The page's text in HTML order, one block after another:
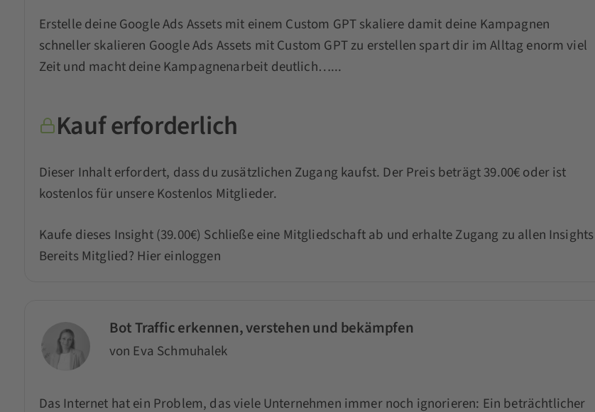
Erstelle deine Google Ads Assets mit einem Custom GPT skaliere damit deine Kampagnen
schneller skalieren Google Ads Assets mit Custom GPT zu erstellen spart dir im Alltag enorm viel
Zeit und macht deine Kampagnenarbeit deutlich…...
Kauf erforderlich
Dieser Inhalt erfordert, dass du zusätzlichen Zugang kaufst. Der Preis beträgt 39.00€ oder ist
kostenlos für unsere Kostenlos Mitglieder.
Kaufe dieses Insight (39.00€) Schließe eine Mitgliedschaft ab und erhalte Zugang zu allen Insights
Bereits Mitglied? Hier einloggen
Bot Traffic erkennen, verstehen und bekämpfen
von Eva Schmuhalek
Das Internet hat ein Problem, das viele Unternehmen immer noch ignorieren: Ein beträchtlicher